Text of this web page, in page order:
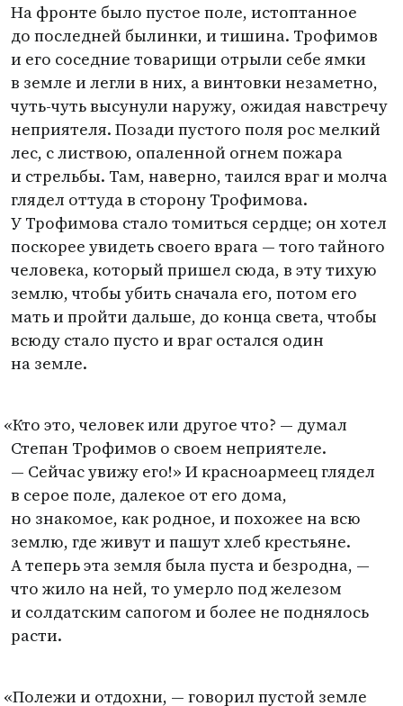
На фронте было пустое поле, истоптанное
до последней былинки, и тишина. Трофимов
и его соседние товарищи отрыли себе ямки
в земле и легли в них, а винтовки незаметно,
чуть-чуть высунули наружу, ожидая навстречу
неприятеля. Позади пустого поля рос мелкий
лес, с листвою, опаленной огнем пожара
и стрельбы. Там, наверно, таился враг и молча
глядел оттуда в сторону Трофимова.
У Трофимова стало томиться сердце; он хотел
поскорее увидеть своего врага — того тайного
человека, который пришел сюда, в эту тихую
землю, чтобы убить сначала его, потом его
мать и пройти дальше, до конца света, чтобы
всюду стало пусто и враг остался один
на земле.
«Кто это, человек или другое что? — думал
Степан Трофимов о своем неприятеле.
— Сейчас увижу его!» И красноармеец глядел
в серое поле, далекое от его дома,
но знакомое, как родное, и похожее на всю
землю, где живут и пашут хлеб крестьяне.
А теперь эта земля была пуста и безродна, —
что жило на ней, то умерло под железом
и солдатским сапогом и более не поднялось
расти.
«Полежи и отдохни, — говорил пустой земле